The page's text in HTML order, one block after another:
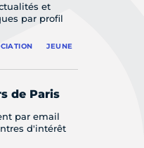
et
par profil
JEUNE
de Paris
par email
d'intérêt